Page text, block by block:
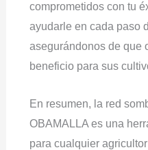
comprometidos con tu
ayudarle en cada paso
asegurándonos de que
beneficio para sus
En resumen, la red
OBAMALLA es una
para cualquier